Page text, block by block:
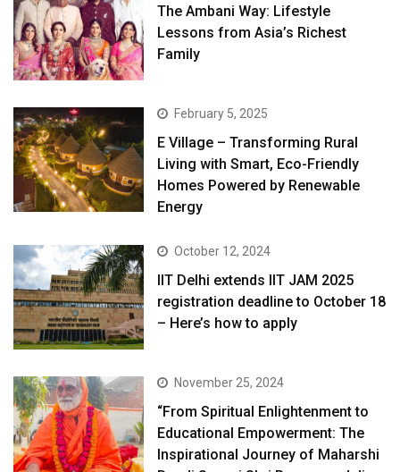
The Ambani Way: Lifestyle
Lessons from Asia’s Richest
Family
February 5, 2025
E Village – Transforming Rural
Living with Smart, Eco-Friendly
Homes Powered by Renewable
Energy
October 12, 2024
IIT Delhi extends IIT JAM 2025
registration deadline to October 18
– Here’s how to apply
November 25, 2024
“From Spiritual Enlightenment to
Educational Empowerment: The
Inspirational Journey of Maharshi